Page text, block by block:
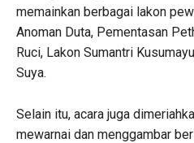
memainkan berbagai lakon
Anoman Duta, Pementasan
Ruci, Lakon Sumantri
Suya.
Selain itu, acara juga
mewarnai dan menggambar